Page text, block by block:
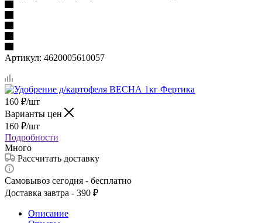
Артикул: 4620005610057
160 ₽/шт
Варианты цен
160 ₽/шт
Подробности
Много
Рассчитать доставку
Самовывоз сегодня - бесплатно
Доставка завтра - 390 ₽
Описание